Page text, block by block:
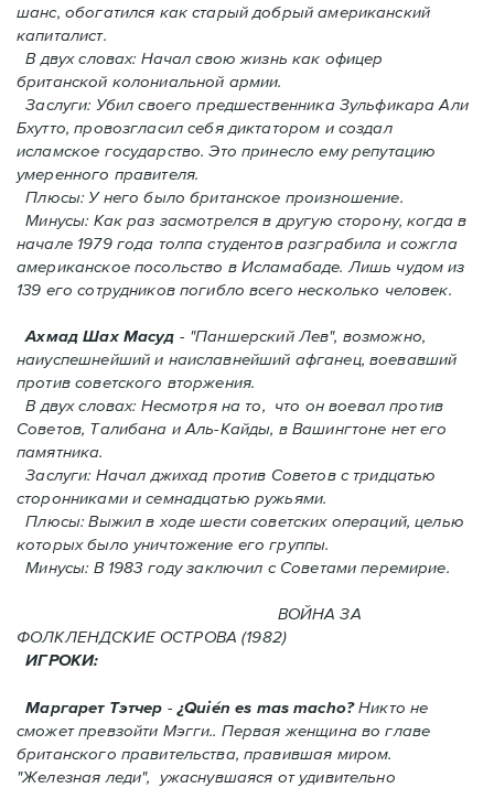
шанс, обогатился как старый добрый американский
капиталист.
В двух словах: Начал свою жизнь как офицер
британской колониальной армии.
Заслуги: Убил своего предшественника Зульфикара Али
Бхутто, провозгласил себя диктатором и создал
исламское государство. Это принесло ему репутацию
умеренного правителя.
Плюсы: У него было британское произношение.
Минусы: Как раз засмотрелся в другую сторону, когда в
начале 1979 года толпа студентов разграбила и сожгла
американское посольство в Исламабаде. Лишь чудом из
139 его сотрудников погиблo всего несколько человек.
Ахмад Шах Масуд - "Паншерский Лев", возможно,
наиуспешнейший и наиславнейший афганец, воевавший
против советского вторжения.
В двух словах: Hесмотря на то, что он воевал против
Советов, Талибана и Аль-Кайды, в Вашингтоне нет его
памятника.
Заслуги: Начал джихад против Советов с тридцатью
сторонниками и семнадцатью ружьями.
Плюсы: Выжил в ходе шести советских операций, целью
которых было уничтожение его группы.
Минусы: В 1983 году заключил с Советами перемирие.
ВОЙНА ЗА
ФОЛКЛЕНДСКИЕ ОСТРОВА (1982)
ИГРОКИ:
Маргарет Тэтчер -¿Quién es mas macho?Никто не
сможет превзойти Мэгги.. Первая женщина во главе
британского правительства, правившая миром.
"Железная леди", ужаснувшаяся от удивительно